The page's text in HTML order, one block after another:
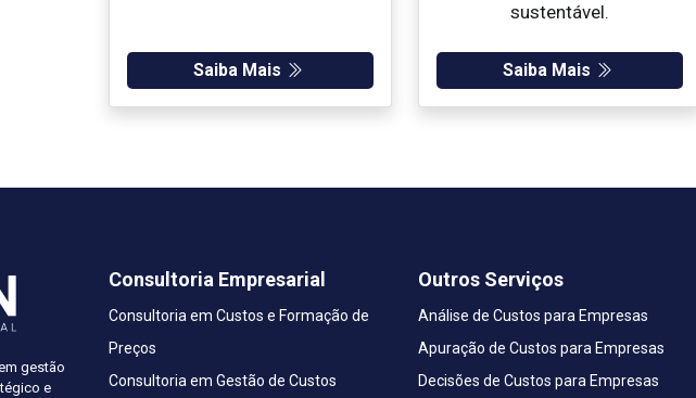
Saiba Mais
sustentável.
Saiba Mais
gestão
e
Consultoria Empresarial
Consultoria em Custos e Formação de
Preços
Consultoria em Gestão de Custos
Outros Serviços
Análise de Custos para Empresas
Apuração de Custos para Empresas
Decisões de Custos para Empresas